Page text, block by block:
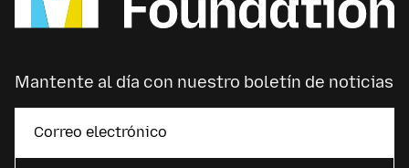
Mantente al día con nuestro boletín de noticias